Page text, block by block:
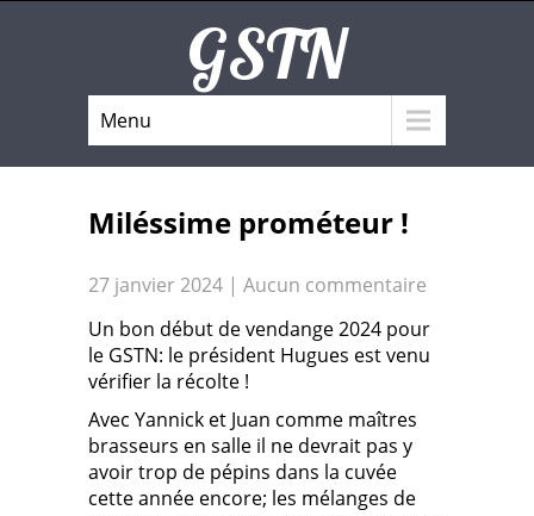
GSTN
Menu
Miléssime prométeur !
27 janvier 2024 | Aucun commentaire
Un bon début de vendange 2024 pour
le GSTN: le président Hugues est venu
vérifier la récolte !
Avec Yannick et Juan comme maîtres
brasseurs en salle il ne devrait pas y
avoir trop de pépins dans la cuvée
cette année encore; les mélanges de